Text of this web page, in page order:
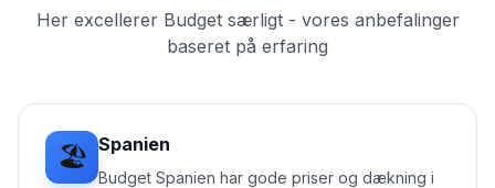
Her excellerer Budgetsærligt - vores anbefalinger
baseret på erfaring
🏖️ Spanien
Budget Spanien har gode priser og dækning i